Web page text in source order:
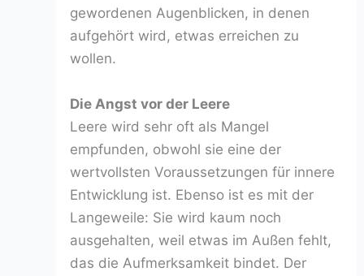
gewordenen Augenblicken, in denen
aufgehört wird, etwas erreichen zu
wollen.
Die Angst vor der Leere
Leere wird sehr oft als Mangel
empfunden, obwohl sie eine der
wertvollsten Voraussetzungen für innere
Entwicklung ist. Ebenso ist es mit der
Langeweile: Sie wird kaum noch
ausgehalten, weil etwas im Außen fehlt,
das die Aufmerksamkeit bindet. Der